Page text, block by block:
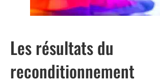
Les résultats du
reconditionnement